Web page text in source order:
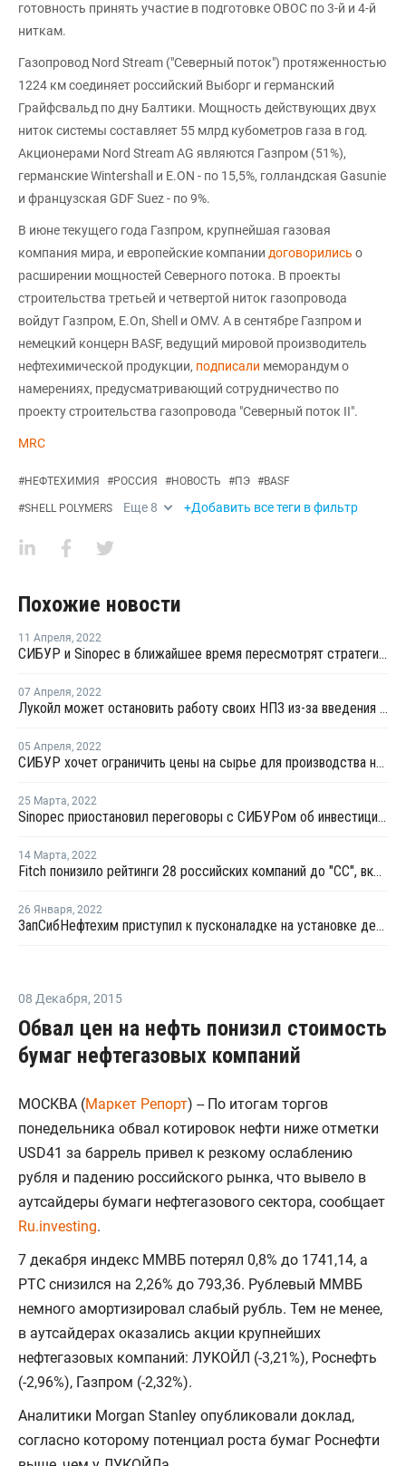
готовность принять участие в подготовке ОВОС по 3-й и 4-й
ниткам.
Газопровод Nord Stream ("Северный поток") протяженностью
1224 км соединяет российский Выборг и германский
Грайфсвальд по дну Балтики. Мощность действующих двух
ниток системы составляет 55 млрд кубометров газа в год.
Акционерами Nord Stream AG являются Газпром (51%),
германские Wintershall и E.ON - по 15,5%, голландская Gasunie
и французская GDF Suez - по 9%.
В июне текущего года Газпром, крупнейшая газовая
компания мира, и европейские компании договорились о
расширении мощностей Северного потока. В проекты
строительства третьей и четвертой ниток газопровода
войдут Газпром, E.On, Shell и OMV. А в сентябре Газпром и
немецкий концерн BASF, ведущий мировой производитель
нефтехимической продукции, подписали меморандум о
намерениях, предусматривающий сотрудничество по
проекту строительства газопровода "Северный поток II".
MRC
#НЕФТЕХИМИЯ #РОССИЯ #НОВОСТЬ #ПЭ #BASF
#SHELL POLYMERS Еще 8 +Добавить все теги в фильтр
Похожие новости
11 Апреля, 2022
СИБУР и Sinopec в ближайшее время пересмотрят стратегию проекта Амурского ГХК
07 Апреля, 2022
Лукойл может остановить работу своих НПЗ из-за введения западных санкций
05 Апреля, 2022
СИБУР хочет ограничить цены на сырье для производства нефтехимической продукции
25 Марта, 2022
Sinopec приостановил переговоры с СИБУРом об инвестициях в нефтехимический завод в России
14 Марта, 2022
Fitch понизило рейтинги 28 российских компаний до "CC", включая СИБУР, "Газпром нефть", Лукойл, Башнефть и КОС
26 Января, 2022
ЗапСибНефтехим приступил к пусконаладке на установке дегидрирования пропана в рамках ее модернизации
08 Декабря, 2015
Обвал цен на нефть понизил стоимость
бумаг нефтегазовых компаний
МОСКВА (Маркет Репорт) -- По итогам торгов
понедельника обвал котировок нефти ниже отметки
USD41 за баррель привел к резкому ослаблению
рубля и падению российского рынка, что вывело в
аутсайдеры бумаги нефтегазового сектора, сообщает
Ru.investing.
7 декабря индекс ММВБ потерял 0,8% до 1741,14, а
РТС снизился на 2,26% до 793,36. Рублевый ММВБ
немного амортизировал слабый рубль. Тем не менее,
в аутсайдерах оказались акции крупнейших
нефтегазовых компаний: ЛУКОЙЛ (-3,21%), Роснефть
(-2,96%), Газпром (-2,32%).
Аналитики Morgan Stanley опубликовали доклад,
согласно которому потенциал роста бумаг Роснефти